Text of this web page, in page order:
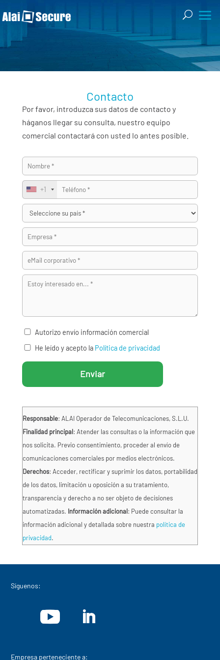
Contacto
Por favor, introduzca sus datos de contacto y
háganos llegar su consulta, nuestro equipo
comercial contactará con usted lo antes posible.
+1
Autorizo envío información comercial
He leído y acepto la Política de privacidad
Responsable: ALAI Operador de Telecomunicaciones, S.L.U.
Finalidad principal: Atender las consultas o la información que
nos solicita. Previo consentimiento, proceder al envío de
comunicaciones comerciales por medios electrónicos.
Derechos: Acceder, rectificar y suprimir los datos, portabilidad
de los datos, limitación u oposición a su tratamiento,
transparencia y derecho a no ser objeto de decisiones
automatizadas. Información adicional: Puede consultar la
información adicional y detallada sobre nuestra política de
privacidad.
Síguenos:
Empresa perteneciente a: